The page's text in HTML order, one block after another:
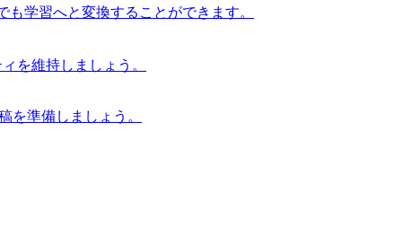
学習へと変換することができます。
を維持しましょう。
を準備しましょう。